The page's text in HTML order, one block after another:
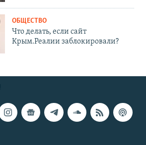
ОБЩЕСТВО
Что делать, если сайт
Крым.Реалии заблокировали?